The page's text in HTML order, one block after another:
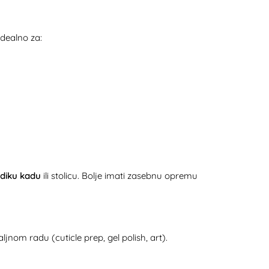
za:
kadu ili stolicu. Bolje imati zasebnu opremu
radu (cuticle prep, gel polish, art).